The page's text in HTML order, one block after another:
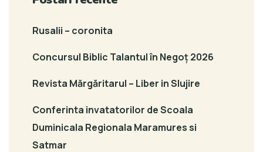
Rusalii – coronita
Concursul Biblic Talantul în Negoț 2026
Revista Mărgăritarul – Liber in Slujire
Conferinta invatatorilor de Scoala
Duminicala Regionala Maramures si
Satmar